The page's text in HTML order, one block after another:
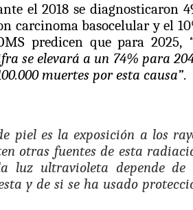
de Licores del Tolima alcanzó el 94
su conectividad con una
el 2018 se diagnosticaron
carcinoma basocelular y el
predicen que para 2025,
se elevará a un 74% para
muertes por esta causa”.
piel es la exposición a los
otras fuentes de esta
luz ultravioleta depende de
y de si se ha usado